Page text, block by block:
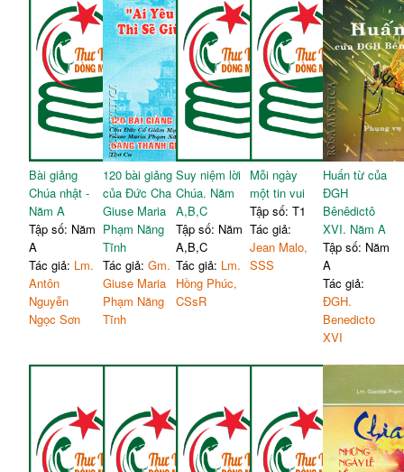
Bài giảng
Chúa nhật -
Năm A
Tập số: Năm
A
Tác giả: Lm.
Antôn
Nguyễn
Ngọc Sơn
120 bài giảng
của Đức Cha
Giuse Maria
Phạm Năng
Tĩnh
Tác giả: Gm.
Giuse Maria
Phạm Năng
Tĩnh
Suy niệm lời
Chúa. Năm
A,B,C
Tập số: Năm
A,B,C
Tác giả: Lm.
Hồng Phúc,
CSsR
Mỗi ngày
một tin vui
Tập số: T1
Tác giả:
Jean Malo,
SSS
Huấn từ của
ĐGH
Bênêdictô
XVI. Năm A
Tập số: Năm
A
Tác giả:
ĐGH.
Benedicto
XVI